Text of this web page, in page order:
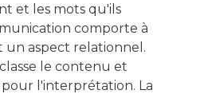
et les mots qu'ils
comporte à
un aspect relationnel.
le contenu et
l'interprétation. La